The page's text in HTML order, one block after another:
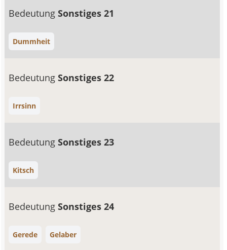
BedeutungSonstiges 21
Dummheit
BedeutungSonstiges 22
Irrsinn
BedeutungSonstiges 23
Kitsch
BedeutungSonstiges 24
Gerede Gelaber